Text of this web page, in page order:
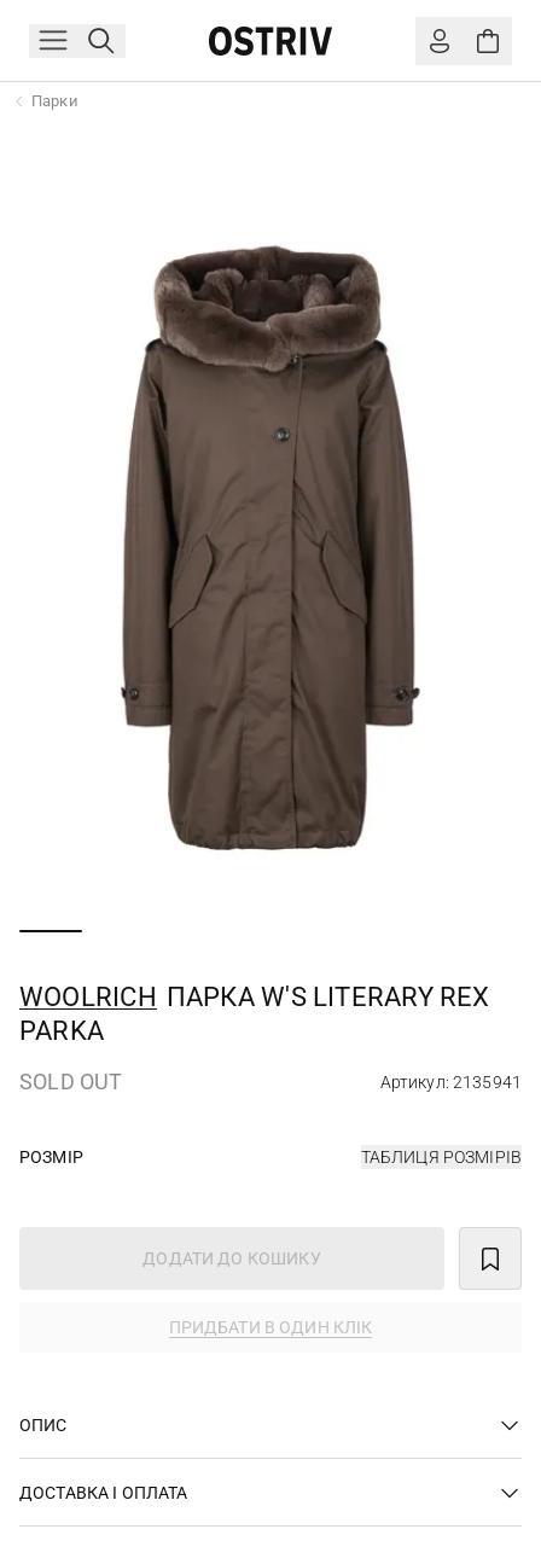
Парки
WOOLRICH ПАРКА W'S LITERARY REX
PARKA
SOLD OUT Артикул: 2135941
РОЗМІР ТАБЛИЦЯ РОЗМІРІВ
ДОДАТИ ДО КОШИКУ
ПРИДБАТИ В ОДИН КЛІК
ОПИС
ДОСТАВКА І ОПЛАТА